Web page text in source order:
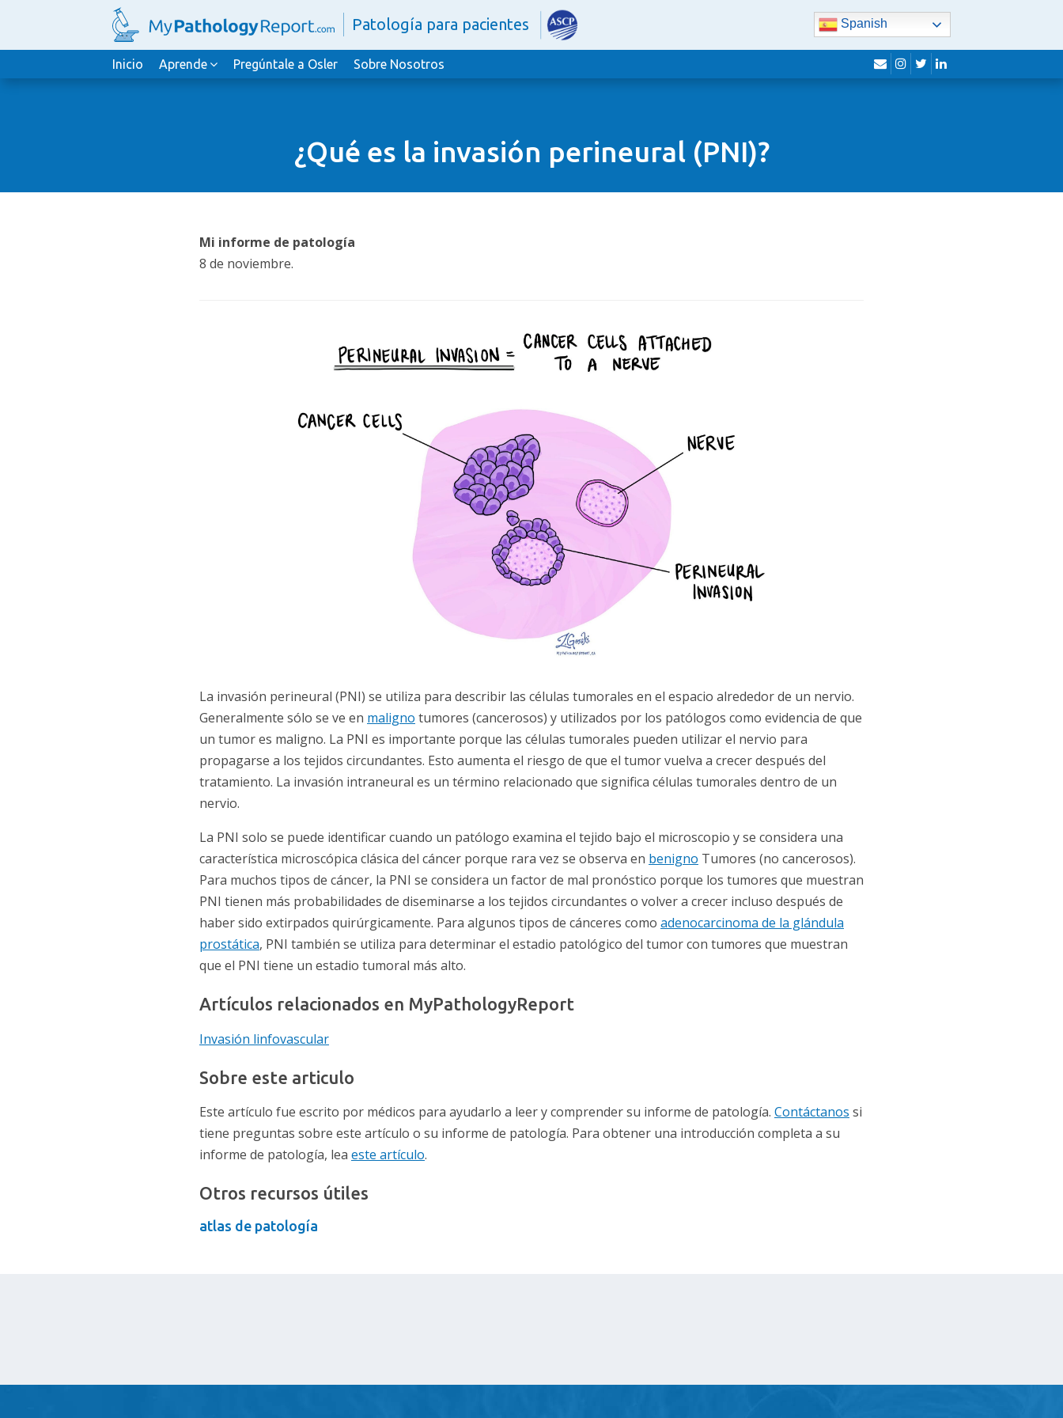
Patología para pacientes Spanish
Inicio Aprende Pregúntale a Osler Sobre Nosotros sobreInstagram
TwitterLinkedin
¿Qué es la invasión perineural (PNI)?
Mi informe de patología
8 de noviembre.
La invasión perineural (PNI) se utiliza para describir las células tumorales en el espacio alrededor de un nervio.
Generalmente sólo se ve en maligno tumores (cancerosos) y utilizados por los patólogos como evidencia de que
un tumor es maligno. La PNI es importante porque las células tumorales pueden utilizar el nervio para
propagarse a los tejidos circundantes. Esto aumenta el riesgo de que el tumor vuelva a crecer después del
tratamiento. La invasión intraneural es un término relacionado que significa células tumorales dentro de un
nervio.
La PNI solo se puede identificar cuando un patólogo examina el tejido bajo el microscopio y se considera una
característica microscópica clásica del cáncer porque rara vez se observa en benigno Tumores (no cancerosos).
Para muchos tipos de cáncer, la PNI se considera un factor de mal pronóstico porque los tumores que muestran
PNI tienen más probabilidades de diseminarse a los tejidos circundantes o volver a crecer incluso después de
haber sido extirpados quirúrgicamente. Para algunos tipos de cánceres como adenocarcinoma de la glándula
prostática, PNI también se utiliza para determinar el estadio patológico del tumor con tumores que muestran
que el PNI tiene un estadio tumoral más alto.
Artículos relacionados en MyPathologyReport
Invasión linfovascular
Sobre este articulo
Este artículo fue escrito por médicos para ayudarlo a leer y comprender su informe de patología. Contáctanos si
tiene preguntas sobre este artículo o su informe de patología. Para obtener una introducción completa a su
informe de patología, lea este artículo.
Otros recursos útiles
atlas de patología